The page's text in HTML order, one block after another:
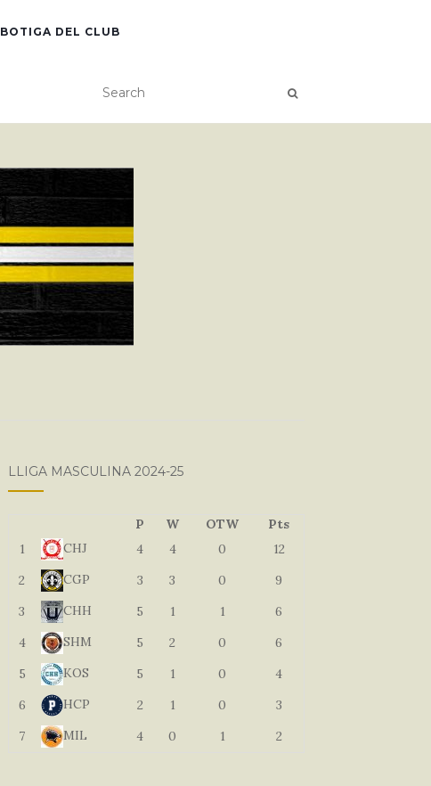
BOTIGA DEL CLUB
LLIGA MASCULINA 2024-25
P W OTW
Pts
1
CHJ 4 4 0
12
2
CGP 3 3 0
9
3
CHH 5 1 1
6
4
SHM 5 2 0
6
5
KOS 5 1 0
4
6
HCP 2 1 0
3
7
MIL 4 0 1 2